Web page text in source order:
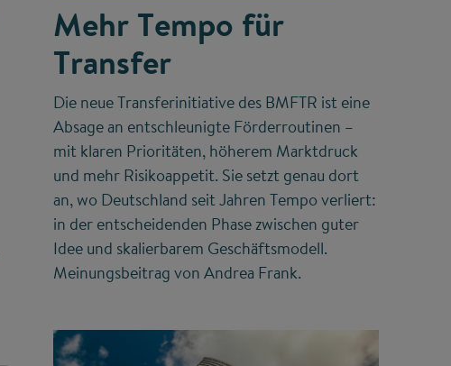
Mehr Tempo für
Transfer
Die neue Transferinitiative des BMFTR ist eine
Absage an entschleunigte Förderroutinen –
mit klaren Prioritäten, höherem Marktdruck
und mehr Risikoappetit. Sie setzt genau dort
an, wo Deutschland seit Jahren Tempo verliert:
in der entscheidenden Phase zwischen guter
Idee und skalierbarem Geschäftsmodell.
Meinungsbeitrag von Andrea Frank.